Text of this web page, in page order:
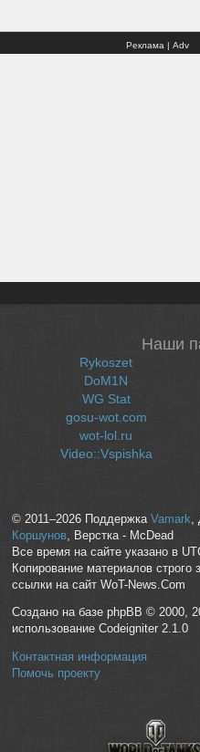
Реклама | Adv
Наши
Rykoszet
DoM1N
WG Stat
gosu-wot.com
wot-lol.ru
Video::Vspishka
© 2011–2026 Поддержка Vamark,
Коршунов, Верстка - McDead
Все время на сайте указано в
Копирование материалов строго
ссылки на сайт WoT-News.Com
Создано на базе phpBB © 2000,
использование Codeigniter 2.1.0
Контактная информация
Помочь проекту